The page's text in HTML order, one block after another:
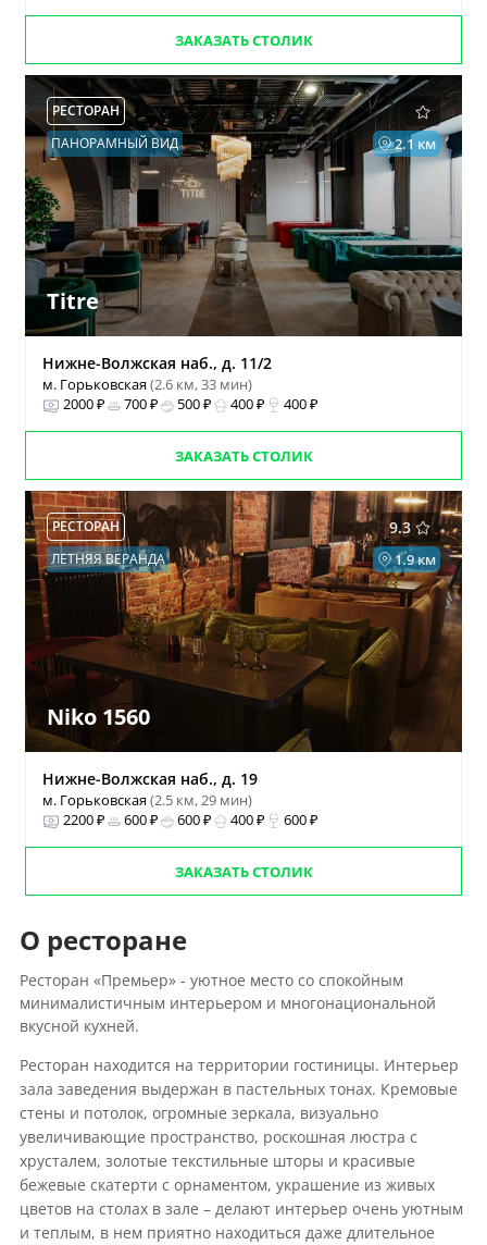
ЗАКАЗАТЬ СТОЛИК
РЕСТОРАН
2.1 км
ПАНОРАМНЫЙ ВИД
Titre
Нижне-Волжская наб., д. 11/2
м. Горьковская(2.6 км, 33 мин)
2000 ₽
700 ₽ 500 ₽ 400 ₽ 400 ₽
ЗАКАЗАТЬ СТОЛИК
9.3
РЕСТОРАН
1.9 км
ЛЕТНЯЯ ВЕРАНДА
Niko 1560
Нижне-Волжская наб., д. 19
м. Горьковская(2.5 км, 29 мин)
2200 ₽
600 ₽ 600 ₽ 400 ₽ 600 ₽
ЗАКАЗАТЬ СТОЛИК
О ресторане
Ресторан «Премьер» - уютное место со спокойным
минималистичным интерьером и многонациональной
вкусной кухней.
Ресторан находится на территории гостиницы. Интерьер
зала заведения выдержан в пастельных тонах. Кремовые
стены и потолок, огромные зеркала, визуально
увеличивающие пространство, роскошная люстра с
хрусталем, золотые текстильные шторы и красивые
бежевые скатерти с орнаментом, украшение из живых
цветов на столах в зале – делают интерьер очень уютным
и теплым, в нем приятно находиться даже длительное